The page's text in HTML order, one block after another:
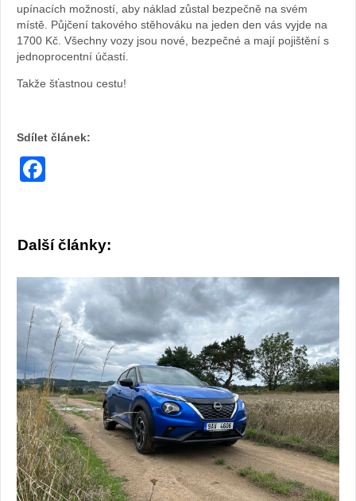
upínacích možností, aby náklad zůstal bezpečně na svém
místě. Půjčení takového stěhováku na jeden den vás vyjde na
1700 Kč. Všechny vozy jsou nové, bezpečné a mají pojištění s
jednoprocentní účastí.
Takže šťastnou cestu!
Sdílet článek:
Další články: